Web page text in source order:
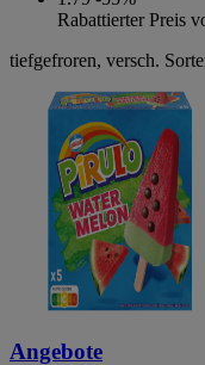
Rabattierter Preis
tiefgefroren, versch.
Angebote